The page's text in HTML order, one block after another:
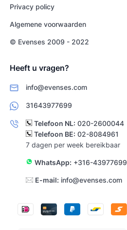
Privacy policy
Algemene voorwaarden
© Evenses 2009 - 2022
Heeft u vragen?
info@evenses.com
31643977699
Telefoon NL: 020-2600044
Telefoon BE: 02-8084961
7 dagen per week bereikbaar
WhatsApp: +316-43977699
E-mail: info@evenses.com